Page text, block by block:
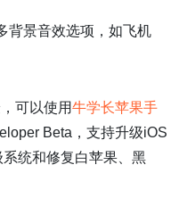
背景音效选项，如飞机
可以使用牛学长苹果手
Beta，支持升级iOS
统和修复白苹果、黑